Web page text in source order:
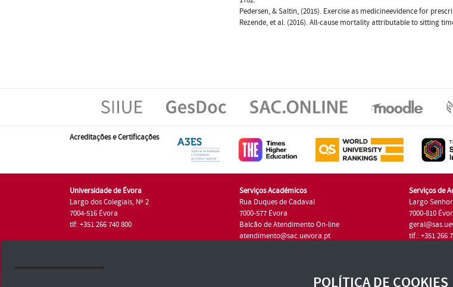
Pedersen, & Saltin, (2015). Exercise as medicineevidence for
Rezende, et al. (2016). All-cause mortality attributable to sitting
Acreditações e Certificações
Universidade de Évora
Largo dos Colegiais, Nº 2
7004-516 Évora
tlf: +351 266 740 800
Serviços Académicos
Rua Duques de Cadaval
7000-577 Évora
Balcão de Atendimento On-line
atendimento@sac.uevora.pt
Serviços de
Largo
7000-810
tlf.: +351 266
POLÍTICA DE COOKIES